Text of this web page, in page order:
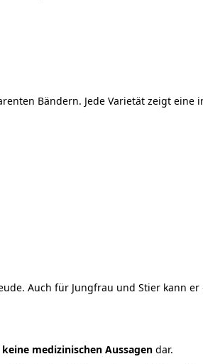
Bändern. Jede Varietät zeigt
Auch für Jungfrau und Stier kann
keine medizinischen Aussagen dar.